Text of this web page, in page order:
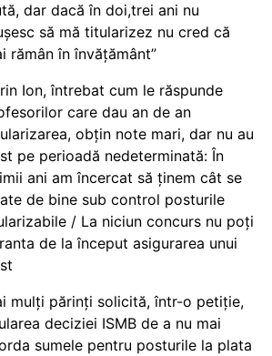
dar dacă în doi,trei ani nu
să mă titularizez nu cred că
rămân în învățământ”
Ion, întrebat cum le răspunde
care dau an de an
obțin note mari, dar nu au
pe perioadă nedeterminată: În
ani am încercat să ținem cât se
de bine sub control posturile
/ La niciun concurs nu poți
de la început asigurarea unui
mulți părinți solicită, într-o petiție,
deciziei ISMB de a nu mai
sumele pentru posturile la plata